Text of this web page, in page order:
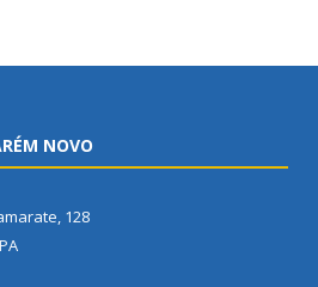
NOVO
128